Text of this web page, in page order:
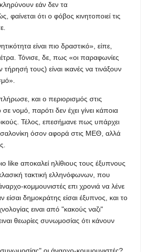
εάν δεν τα
ότι ο φόβος κινητοποιεί τις
είναι πιο δραστικό», είπε,
Τόνισε, δε, πως «οι παραφωνίες
τους) είναι ικανές να τινάξουν
και ο περιορισμός στις
νομό, παρότι δεν έχει γίνει κάποια
Τέλος, επεσήμανε πως υπάρχει
όσον αφορά στις ΜΕΘ, αλλά
like αποκαλεί ηλίθιους τους έξυπνους
τακτική ελληνόφωνων, που
κομμουνιστές επι χρονιά να λένε
είσαι δημοκράτης είσαι έξυπνος, και το
ειναι από "κακούς ναζι"
θεωρίες συνωμοσίας ότι κάνουν